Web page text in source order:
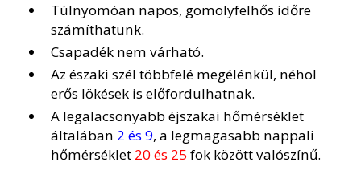
Túlnyomóan napos, gomolyfelhős időre
számíthatunk.
Csapadék nem várható.
Az északi szél többfelé megélénkül, néhol
erős lökések is előfordulhatnak.
A legalacsonyabb éjszakai hőmérséklet
általában 2 és 9, a legmagasabb nappali
hőmérséklet 20 és 25 fok között valószínű.